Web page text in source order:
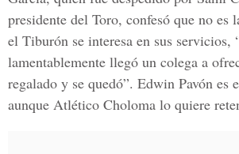
presidente del Toro, confesó que no es
el Tiburón se interesa en sus servicios,
lamentablemente llegó un colega a
regalado y se quedó”. Edwin Pavón es
aunque Atlético Choloma lo quiere